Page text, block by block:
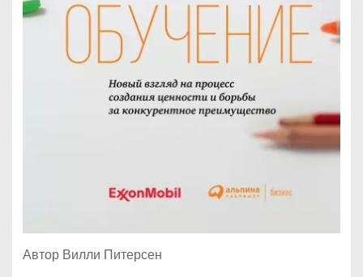
Автор Вилли Питерсен